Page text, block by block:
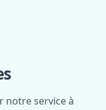
notre service à